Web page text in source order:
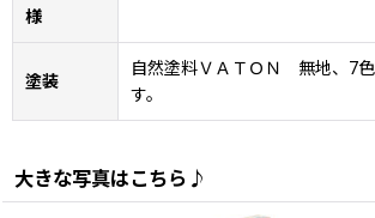
様
塗装
自然塗料ＶＡＴＯＮ 無地、7
す。
大きな写真はこちら♪